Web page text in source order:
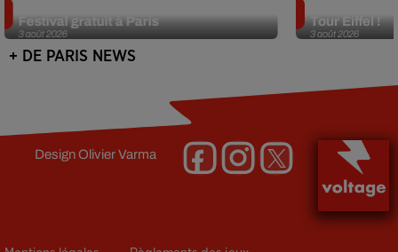
3 août 2026
Festival gratuit à Paris
3 août 2026
Tour Eiffel !
+ DE PARIS NEWS
DesignOlivier Varma